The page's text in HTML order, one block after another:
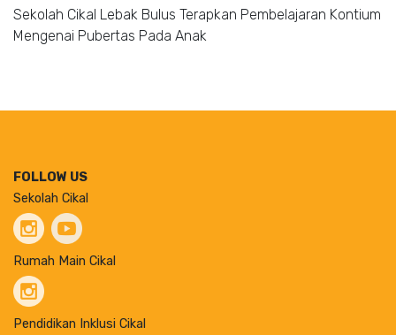
Sekolah Cikal Lebak Bulus Terapkan Pembelajaran Kontium
Mengenai Pubertas Pada Anak
FOLLOW US
Sekolah Cikal
Rumah Main Cikal
Pendidikan Inklusi Cikal